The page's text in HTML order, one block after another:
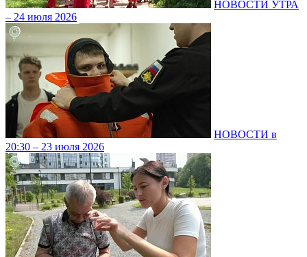
НОВОСТИ УТРА
– 24 июля 2026
НОВОСТИ в
20:30 – 23 июля 2026